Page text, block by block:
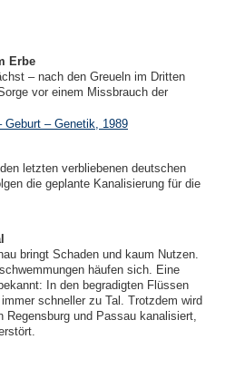
Erbe
– nach den Greueln im Dritten
vor einem Missbrauch der
Geburt – Genetik, 1989
letzten verbliebenen deutschen
die geplante Kanalisierung für die
bringt Schaden und kaum Nutzen.
häufen sich. Eine
In den begradigten Flüssen
schneller zu Tal. Trotzdem wird
Regensburg und Passau kanalisiert,